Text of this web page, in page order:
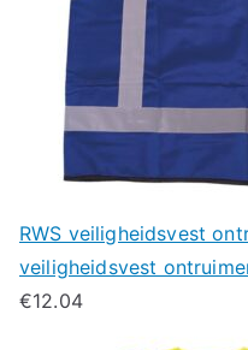
RWS veiligheidsvest
veiligheidsvest
€12.04